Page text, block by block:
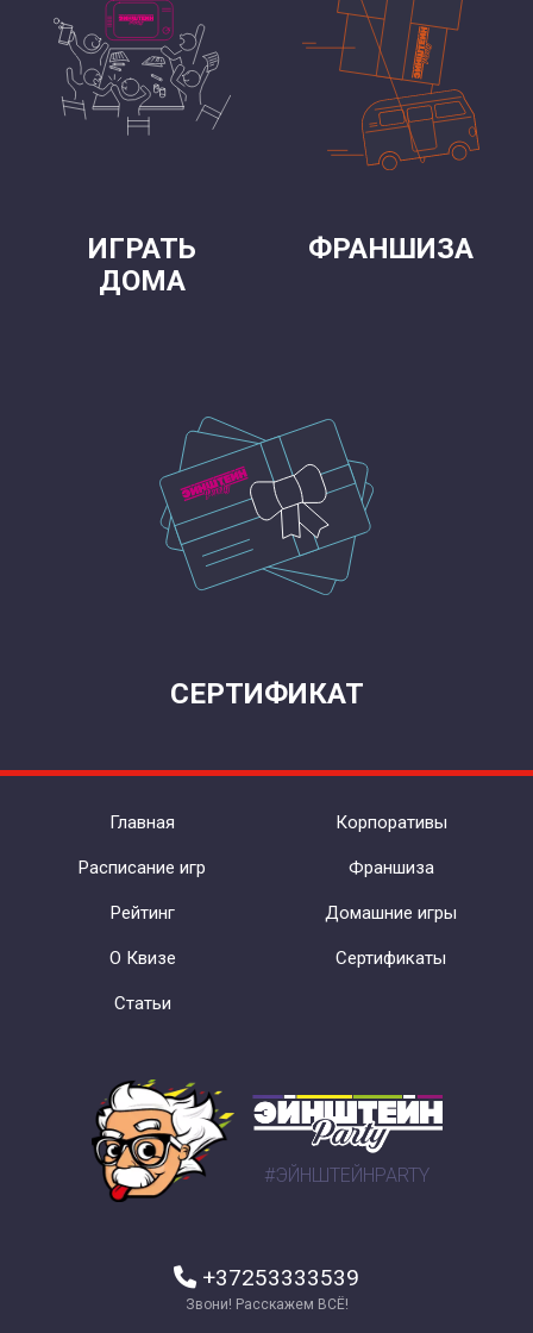
ИГРАТЬ
ДОМА
ФРАНШИЗА
СЕРТИФИКАТ
Главная
Расписание игр
Рейтинг
О Квизе
Статьи
Корпоративы
Франшиза
Домашние игры
Сертификаты
#ЭЙНШТЕЙНPARTY
+37253333539
Звони! Расскажем ВСЁ!